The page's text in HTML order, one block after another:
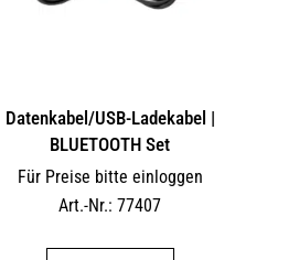
Datenkabel/USB-Ladekabel |
BLUETOOTH Set
Für Preise bitte einloggen
Art.-Nr.: 77407